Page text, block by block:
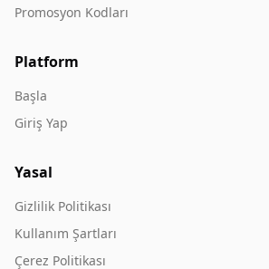
Promosyon Kodları
Platform
Başla
Giriş Yap
Yasal
Gizlilik Politikası
Kullanım Şartları
Çerez Politikası